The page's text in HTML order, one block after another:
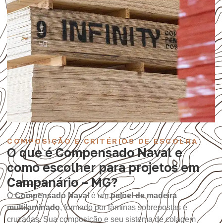
COMPOSIÇÃO E CRITÉRIOS DE ESCOLHA
O que é Compensado Naval e
como escolher para projetos em
Campanário – MG?
OCompensado Navalé umpainel de madeira
multilaminado, formado por lâminas sobrepostas e
cruzadas. Sua composição e seu sistema de colagem